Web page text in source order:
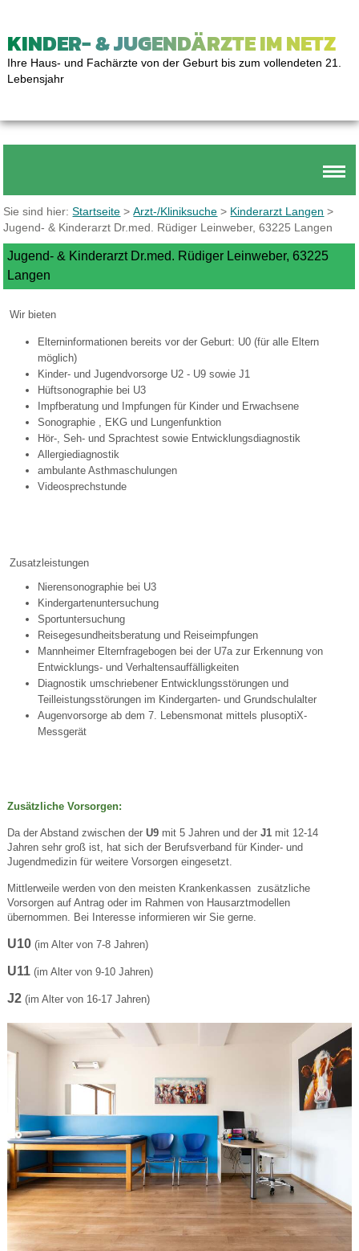
KINDER- & JUGENDÄRZTE IM NETZ
Ihre Haus- und Fachärzte von der Geburt bis zum vollendeten 21.
Lebensjahr
Sie sind hier:Startseite >Arzt-/Kliniksuche > Kinderarzt Langen >
Jugend- & Kinderarzt Dr.med. Rüdiger Leinweber, 63225 Langen
Jugend- & Kinderarzt Dr.med. Rüdiger Leinweber, 63225
Langen
Wir bieten
Elterninformationen bereits vor der Geburt: U0 (für alle Eltern
möglich)
Kinder- und Jugendvorsorge U2 - U9 sowie J1
Hüftsonographie bei U3
Impfberatung und Impfungen für Kinder und Erwachsene
Sonographie , EKG und Lungenfunktion
Hör-, Seh- und Sprachtest sowie Entwicklungsdiagnostik
Allergiediagnostik
ambulante Asthmaschulungen
Videosprechstunde
Zusatzleistungen
Nierensonographie bei U3
Kindergartenuntersuchung
Sportuntersuchung
Reisegesundheitsberatung und Reiseimpfungen
Mannheimer Elternfragebogen bei der U7a zur Erkennung von
Entwicklungs- und Verhaltensauffälligkeiten
Diagnostik umschriebener Entwicklungsstörungen und
Teilleistungsstörungen im Kindergarten- und Grundschulalter
Augenvorsorge ab dem 7. Lebensmonat mittels plusoptiX-
Messgerät
Zusätzliche Vorsorgen:
Da der Abstand zwischen der U9mit 5 Jahren und der J1mit 12-14
Jahren sehr groß ist, hat sich der Berufsverband für Kinder- und
Jugendmedizin für weitere Vorsorgen eingesetzt.
Mittlerweile werden von den meisten Krankenkassen zusätzliche
Vorsorgen auf Antrag oder im Rahmen von Hausarztmodellen
übernommen. Bei Interesse informieren wir Sie gerne.
U10 (im Alter von 7-8 Jahren)
U11 (im Alter von 9-10 Jahren)
J2 (im Alter von 16-17 Jahren)